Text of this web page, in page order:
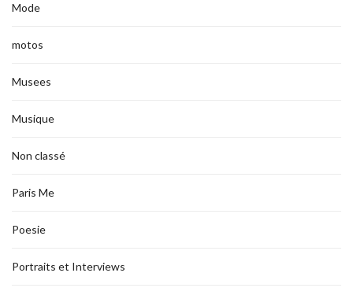
Mode
motos
Musees
Musique
Non classé
Paris Me
Poesie
Portraits et Interviews